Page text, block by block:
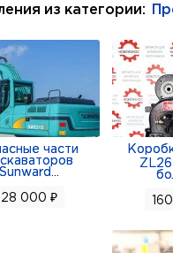
из категории:
части
Sunward
28 000 ₽